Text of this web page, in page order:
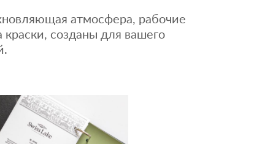
атмосфера, рабочие
созданы для вашего